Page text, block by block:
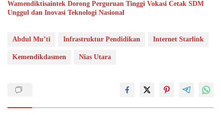
Wamendiktisaintek Dorong Perguruan Tinggi Vokasi Cetak SDM
Unggul dan Inovasi Teknologi Nasional
Abdul Mu’ti Infrastruktur Pendidikan Internet Starlink
Kemendikdasmen Nias Utara